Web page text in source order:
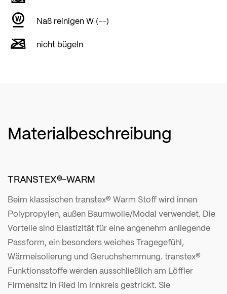
Naß reinigen W (--)
nicht bügeln
Materialbeschreibung
TRANSTEX®-WARM
Beim klassischen transtex® Warm Stoff wird innen
Polypropylen, außen Baumwolle/Modal verwendet. Die
Vorteile sind Elastizität für eine angenehm anliegende
Passform, ein besonders weiches Tragegefühl,
Wärmeisolierung und Geruchshemmung. transtex®
Funktionsstoffe werden ausschließlich am Löffler
Firmensitz in Ried im Innkreis gestrickt. Sie